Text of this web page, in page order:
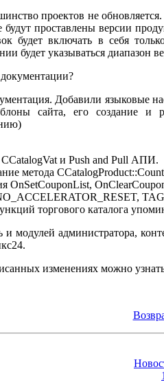
проектов не
будут проставлены версии
будет включать в себя
будет указываться диапазон
Добавили языковые
сайта, его создание и
и Push and Pull АПИ.
метода
OnSetCouponList,
торгового каталога
и модулей администратора,
изменениях можно